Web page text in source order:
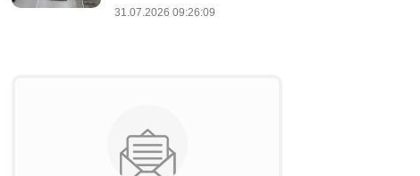
31.07.2026 09:26:09